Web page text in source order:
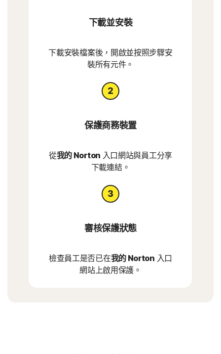
下載並安裝
下載安裝檔案後，開啟並按照步驟安
裝所有元件。
保護商務裝置
從我的 Norton 入口網站與員工分享
下載連結。
審核保護狀態
檢查員工是否已在我的 Norton 入口
網站上啟用保護。